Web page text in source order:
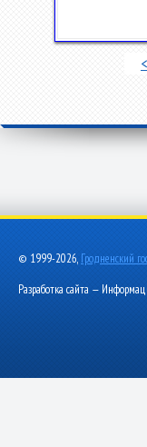
© 1999-2026, Гродненский
Разработка сайта —